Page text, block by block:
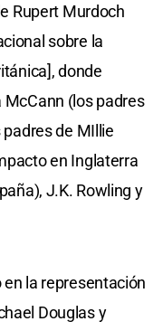
Rupert Murdoch
sobre la
donde
(los padres
de MIllie
en Inglaterra
J.K. Rowling y
la representación
Douglas y